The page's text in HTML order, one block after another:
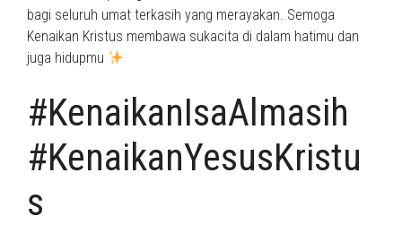
bagi seluruh umat terkasih yang merayakan. Semoga
Kenaikan Kristus membawa sukacita di dalam hatimu dan
juga hidupmu
#KenaikanIsaAlmasih
#KenaikanYesusKristu
s